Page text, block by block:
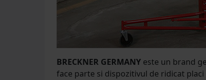
BRECKNER GERMANY este un brand
face parte si dispozitivul de ridicat placi